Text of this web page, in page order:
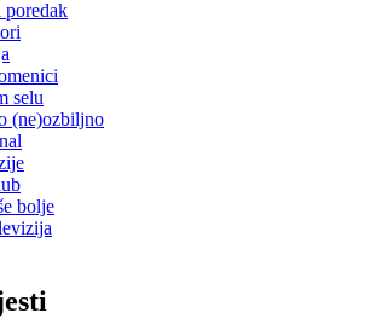
poredak
selu
(ne)ozbiljno
bolje